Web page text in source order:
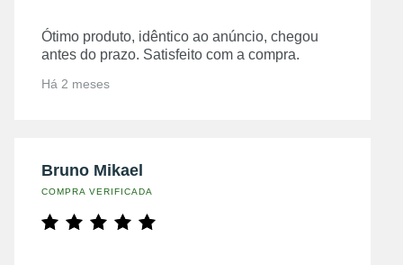
Ótimo produto, idêntico ao anúncio, chegou
antes do prazo. Satisfeito com a compra.
Há 2 meses
Bruno Mikael
COMPRA VERIFICADA